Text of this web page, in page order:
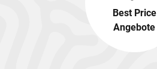
Best Price
Angebote